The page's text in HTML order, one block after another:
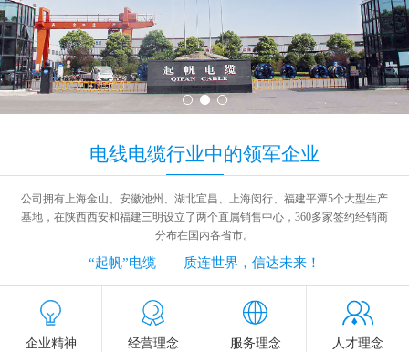
电线电缆行业中的领军企业
公司拥有上海金山、安徽池州、湖北宜昌、上海闵行、福建平潭5个大型生产
基地，在陕西西安和福建三明设立了两个直属销售中心，360多家签约经销商
分布在国内各省市。
“起帆”电缆——质连世界，信达未来！
企业精神 经营理念 服务理念 人才理念